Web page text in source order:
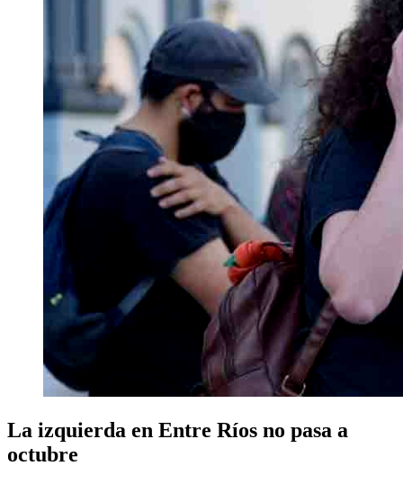
La izquierda en Entre Ríos no pasa a
octubre